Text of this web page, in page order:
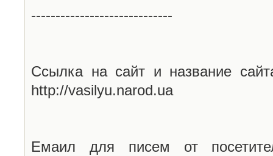
-----------------------------
Ссылка на сайт и название
http://vasilyu.narod.ua
Емаил для писем от